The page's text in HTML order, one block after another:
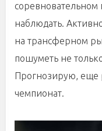
соревновательном
наблюдать.
на трансферном
пошуметь не
Прогнозирую, еще
чемпионат.